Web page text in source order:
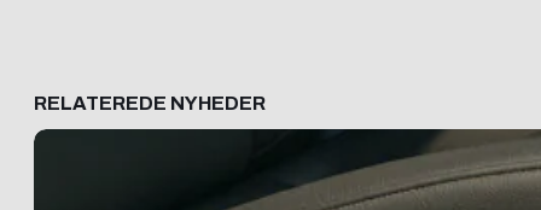
RELATEREDE NYHEDER